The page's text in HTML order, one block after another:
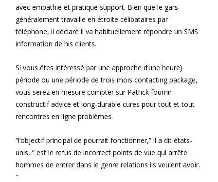
avec empathie et pratique support. Bien que le gars
généralement travaille en étroite célibataires par
téléphone, il déclaré il va habituellement répondre un SMS
information de his clients.
Si vous êtes intéressé par une approche d’une heure}
période ou une période de trois mois contacting package,
vous serez en mesure compter sur Patrick fournir
constructif advice et long-durable cures pour tout et tout
rencontres en ligne problèmes.
“l’objectif principal de pourrait fonctionner,” il a dit états-
unis, ” est le refus de incorrect points de vue qui arrête
hommes de entrer dans le genre relations ils veulent avoir.
“